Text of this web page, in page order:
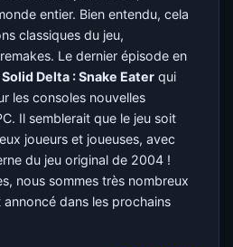
entier. Bien entendu, cela
classiques du jeu,
Le dernier épisode en
Delta : Snake Eater qui
les consoles nouvelles
Il semblerait que le jeu soit
joueurs et joueuses, avec
du jeu original de 2004 !
nous sommes très nombreux
dans les prochains